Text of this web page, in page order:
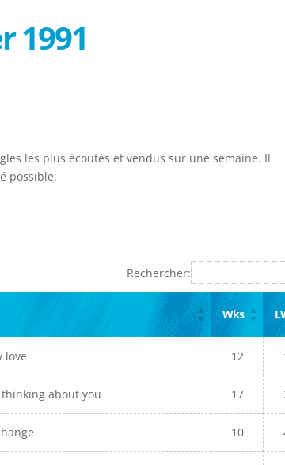
1991
les plus écoutés et vendus sur une semaine. Il
possible.
Rechercher:
Wks
love 12
about you 17
10